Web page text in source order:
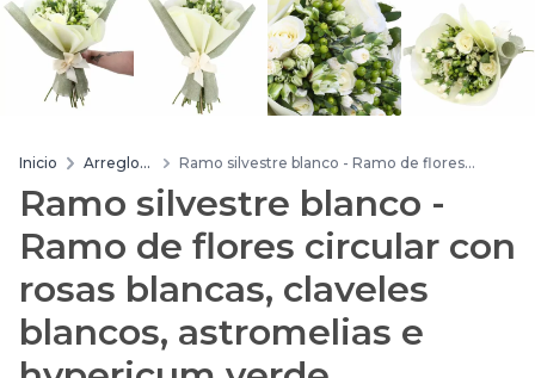
Inicio
Arreglos
Ramo silvestre blanco - Ramo de flores
astromelias e hypericum verde
Ramo silvestre blanco -
Ramo de flores circular con
rosas blancas, claveles
blancos, astromelias e